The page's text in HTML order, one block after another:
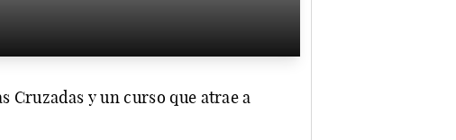
Cruzadas y un curso que atrae a